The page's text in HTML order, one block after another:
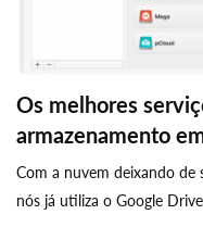
Os melhores
armazenamento
Com a nuvem deixando de
nós já utiliza o Google